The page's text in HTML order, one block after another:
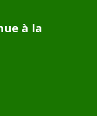
à la